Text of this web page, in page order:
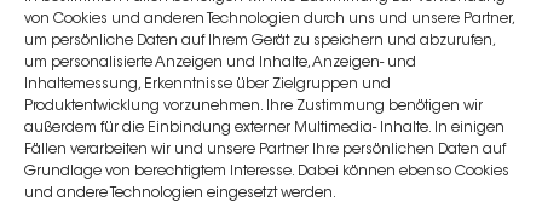
von Cookies und anderen Technologien durch uns und unsere Partner,
um persönliche Daten auf Ihrem Gerät zu speichern und abzurufen,
um personalisierte Anzeigen und Inhalte, Anzeigen- und
Inhaltemessung, Erkenntnisse über Zielgruppen und
Produktentwicklung vorzunehmen. Ihre Zustimmung benötigen wir
außerdem für die Einbindung externer Multimedia- Inhalte. In einigen
Fällen verarbeiten wir und unsere Partner Ihre persönlichen Daten auf
Grundlage von berechtigtem Interesse. Dabei können ebenso Cookies
und andere Technologien eingesetzt werden.
University School of Medicine absolviert, mit
anschließender Ausbildung zum Facharzt für
Plastische, Rekonstruktive und Ästhetische
Chirurgie an der Gazi University School of
Medicine